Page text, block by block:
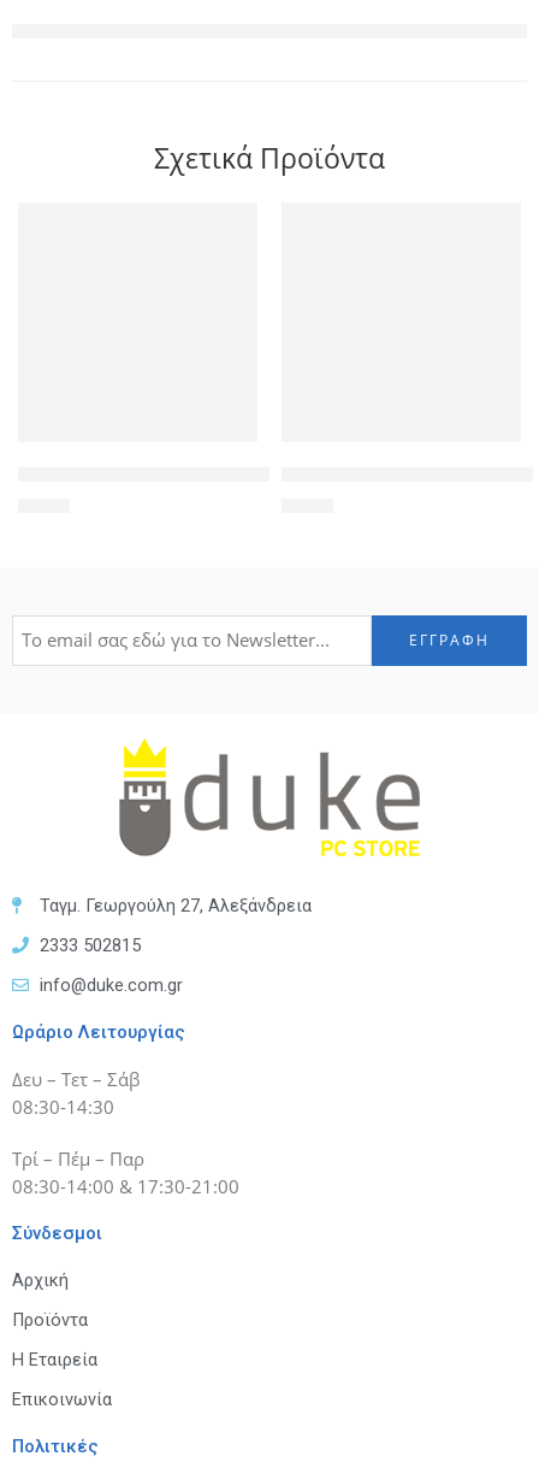
Σχετικά Προϊόντα
Ταγμ. Γεωργούλη 27, Αλεξάνδρεια
2333 502815
info@duke.com.gr
Ωράριο Λειτουργίας
Δευ – Τετ – Σάβ
08:30-14:30
Τρί – Πέμ – Παρ
08:30-14:00 & 17:30-21:00
Σύνδεσμοι
Αρχική
Προϊόντα
Η Εταιρεία
Επικοινωνία
Πολιτικές